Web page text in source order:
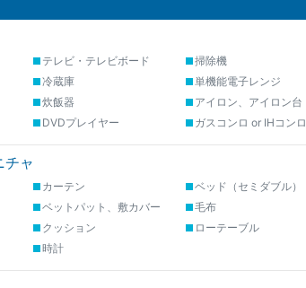
テレビ・テレビボード
掃除機
冷蔵庫
単機能電子レンジ
炊飯器
アイロン、アイロン台
DVDプレイヤー ガスコンロ or IHコンロ
チャ
カーテン
ベッド（セミダブル）
ベットパット、敷カバー
毛布
クッション
ローテーブル
時計